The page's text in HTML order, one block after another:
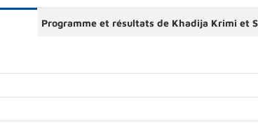
Programme et résultats de Khadija Krimi et